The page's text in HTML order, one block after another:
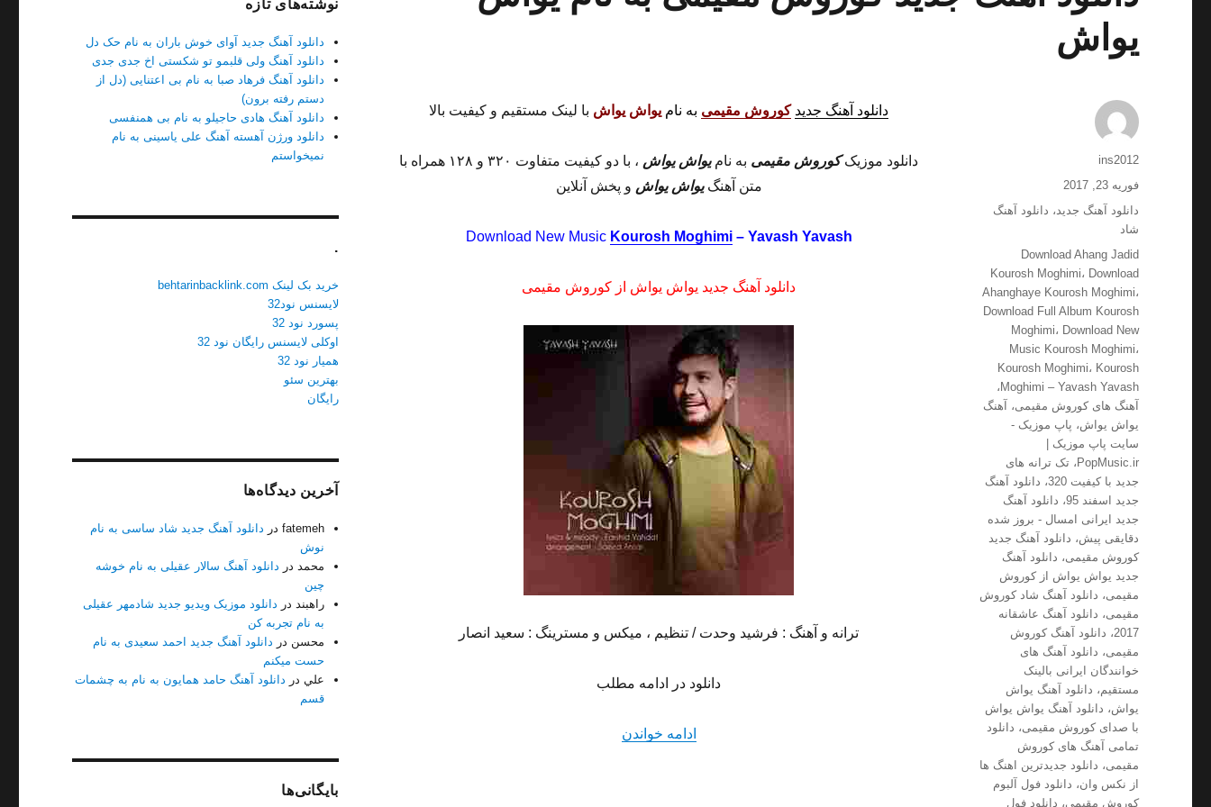
یواش
دانلود آهنگ جدید کوروش مقیمی به نام یواش یواش با لینک مستقیم و کیفیت بالا
دانلود موزیککوروش مقیمی به نامیواش یواش
، با دو کیفیت متفاوت ۳۲۰ و ۱۲۸ همراه با
متن آهنگیواش یواش و پخش آنلاین
Download New Music Kourosh Moghimi– Yavash Yavash
دانلود آهنگ جدید یواش یواش از کوروش مقیمی
ترانه و آهنگ : فرشید وحدت / تنظیم ، میکس و مسترینگ : سعید انصار
دانلود در ادامه مطلب
ادامه خواندن
نویسنده
ins2012
ارسال
شده
فوریه 23, 2017
دسته‌ها
دانلود آهنگ جدید، دانلود آهنگ
شاد
برچسب‌ها
Download Ahang Jadid
Kourosh Moghimi، Download
Ahanghaye Kourosh Moghimi،
Download Full Album Kourosh
Moghimi، Download New
Music Kourosh Moghimi،
Kourosh Moghimi، Kourosh
Moghimi – Yavash Yavash ،
آهنگ های کوروش مقیمی،
آهنگ
یواش یواش، پاپ موزیک -
سایت پاپ موزیک |
PopMusic.ir ،تک ترانه های
جدید با کیفیت 320
، دانلود آهنگ
جدید اسفند 95
، دانلود آهنگ
جدید ایرانی امسال - بروز شده
دقایقی پیش، دانلود آهنگ جدید
کوروش مقیمی، دانلود آهنگ
جدید یواش یواش از کوروش
مقیمی، دانلود آهنگ شاد کوروش
مقیمی، دانلود آهنگ عاشقانه
2017، دانلود آهنگ کوروش
مقیمی، دانلود آهنگ های
خوانندگان ایرانی بالینک
مستقیم، دانلود آهنگ یواش
یواش، دانلود آهنگ یواش یواش
با صدای کوروش مقیمی، دانلود
تمامی آهنگ های کوروش
مقیمی، دانلود جدیدترین اهنگ ها
از نکس وان، دانلود فول آلبوم
کوروش مقیمی، دانلود فول
نوشته‌های تازه
دانلود آهنگ جدید آوای خوش باران به نام حک دل
دانلود آهنگ ولی قلبمو تو شکستی اخ جدی جدی
دانلود آهنگ فرهاد صبا به نام بی اعتنایی (دل از
دستم رفته برون)
دانلود آهنگ هادی حاجیلو به نام بی همنفسی
دانلود ورژن آهسته آهنگ علی یاسینی به نام
نمیخواستم
.
خرید بک لینک behtarinbacklink.com
لایسنس نود32
پسورد نود 32
اوکلی لایسنس رایگان نود 32
همیار نود 32
بهترین سئو
رایگان
آخرین دیدگاه‌ها
fatemeh در دانلود آهنگ جدید شاد ساسی به نام
نوش
محمد در دانلود آهنگ سالار عقیلی به نام خوشه
چین
راهبند در دانلود موزیک ویدیو جدید شادمهر عقیلی
به نام تجربه کن
محسن در دانلود آهنگ جدید احمد سعیدی به نام
حست میکنم
علي در دانلود آهنگ حامد همایون به نام به چشمات
قسم
بایگانی‌ها